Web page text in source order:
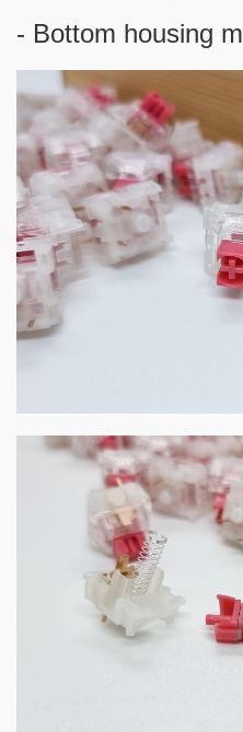
- Bottom housing